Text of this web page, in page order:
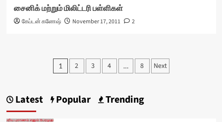
சைனிக் மற்றும் மிலிட்டரி பள்ளிகள்
கேப்டன் கணேஷ் November 17, 2011 2
Posts
1 2 3 4 … 8 Next
Latest Popular Trending